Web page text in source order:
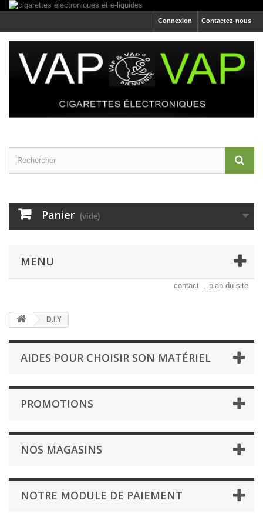
Contactez-nous
Connexion
Panier (vide)
MENU
contact plan du site
D.I.Y
AIDES POUR CHOISIR SON MATÉRIEL
PROMOTIONS
NOS MAGASINS
NOTRE MODULE DE PAIEMENT